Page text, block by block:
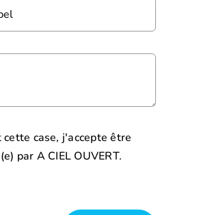
cette case, j'accepte être
par A CIEL OUVERT.